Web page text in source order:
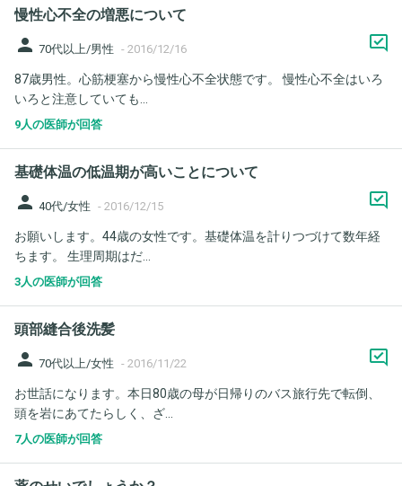
慢性心不全の増悪について
person 70代以上/男性 - 2016/12/16
87歳男性。心筋梗塞から慢性心不全状態です。 慢性心不全はいろ
いろと注意していても...
9人の医師が回答
基礎体温の低温期が高いことについて
person 40代/女性 - 2016/12/15
お願いします。44歳の女性です。基礎体温を計りつづけて数年経
ちます。 生理周期はだ...
3人の医師が回答
頭部縫合後洗髪
person 70代以上/女性 - 2016/11/22
お世話になります。本日80歳の母が日帰りのバス旅行先で転倒、
頭を岩にあてたらしく、ざ...
7人の医師が回答